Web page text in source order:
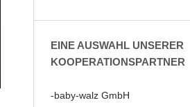
EINE AUSWAHL UNSERER
KOOPERATIONSPARTNER
-baby-walz GmbH